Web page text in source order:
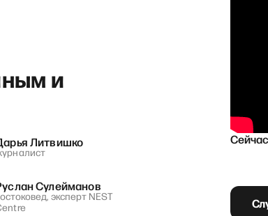
и
Литвишко
Сулейманов
эксперт NEST
Мартынов